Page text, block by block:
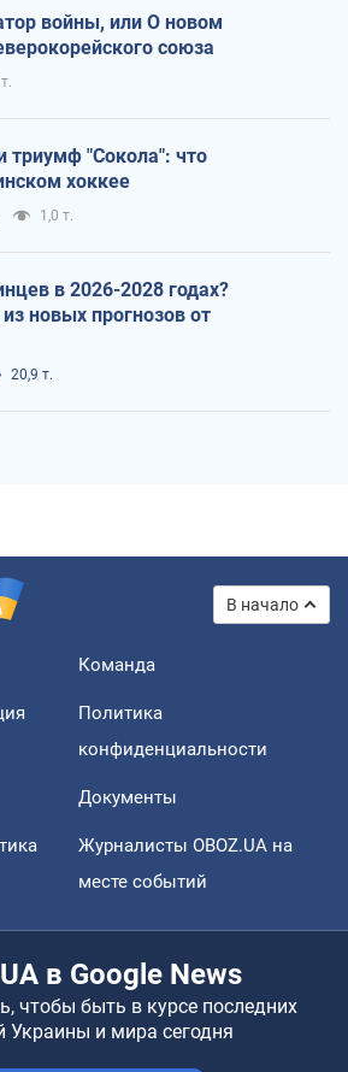
войны, или О новом
союза
триумф "Сокола": что
хоккее
1,0 т.
в 2026-2028 годах?
новых прогнозов от
20,9 т.
В начало
Команда
Политика
конфиденциальности
Документы
Журналисты OBOZ.UA на
месте событий
в Google News
чтобы быть в курсе последних
Украины и мира сегодня